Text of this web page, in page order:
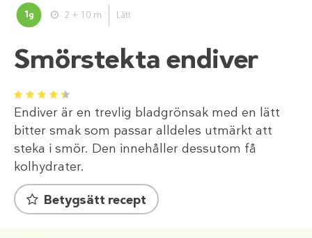
1g 2 + 10 m Lätt
Smörstekta endiver
1 2 3 4 5
Endiver är en trevlig bladgrönsak med en lätt
bitter smak som passar alldeles utmärkt att
steka i smör. Den innehåller dessutom få
kolhydrater.
Betygsätt recept